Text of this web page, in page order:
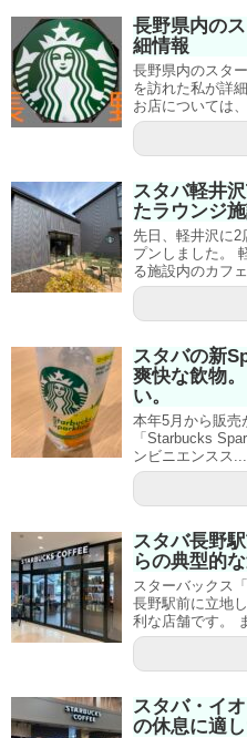
長野県内の
細情報
長野県内のスタ
を訪れた私が詳
お店については
スタバ軽井
たラウンジ
先日、軽井沢に2
プンしました。
る施設内のカフ
スタバの新
爽快な飲物
い。
本年5月から販売
「Starbucks
ンビニエンスス...
スタバ長野
らの典型的
スターバックス
長野駅前に立地
利な店舗です。
スタバ・イ
の休息に適